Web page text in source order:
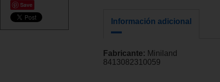
Save
Información adicional
Fabricante: Miniland
8413082310059